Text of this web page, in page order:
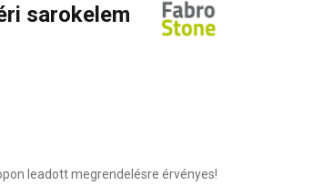
sarokelem
leadott megrendelésre érvényes!